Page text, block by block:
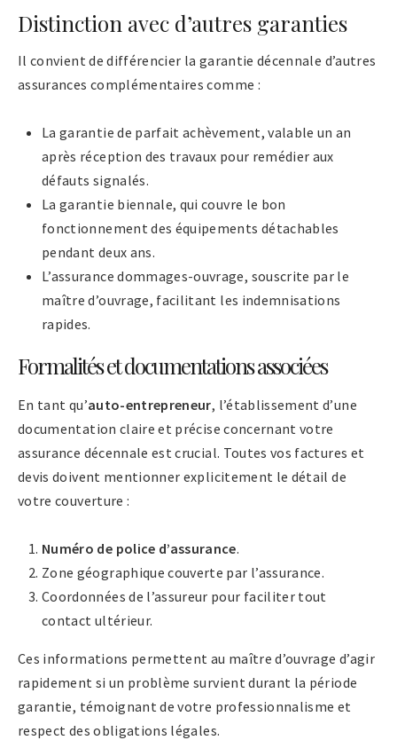
Distinction avec d’autres garanties
Il convient de différencier la garantie décennale d’autres
assurances complémentaires comme :
La garantie de parfait achèvement, valable un an
après réception des travaux pour remédier aux
défauts signalés.
La garantie biennale, qui couvre le bon
fonctionnement des équipements détachables
pendant deux ans.
L’assurance dommages-ouvrage, souscrite par le
maître d’ouvrage, facilitant les indemnisations
rapides.
Formalités et documentations associées
En tant qu’auto-entrepreneur, l’établissement d’une
documentation claire et précise concernant votre
assurance décennale est crucial. Toutes vos factures et
devis doivent mentionner explicitement le détail de
votre couverture :
Numéro de police d’assurance.
Zone géographique couverte par l’assurance.
Coordonnées de l’assureur pour faciliter tout
contact ultérieur.
Ces informations permettent au maître d’ouvrage d’agir
rapidement si un problème survient durant la période
garantie, témoignant de votre professionnalisme et
respect des obligations légales.